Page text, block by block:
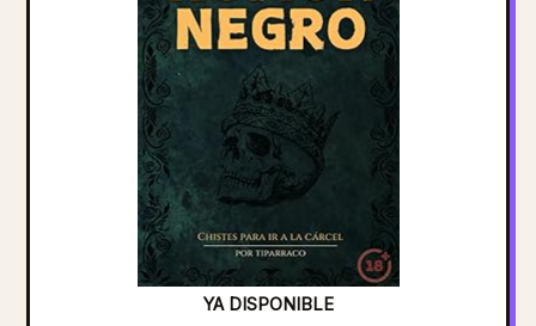
YA DISPONIBLE